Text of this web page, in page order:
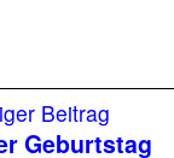
Beitrag
Beitrag:
Geburtstag